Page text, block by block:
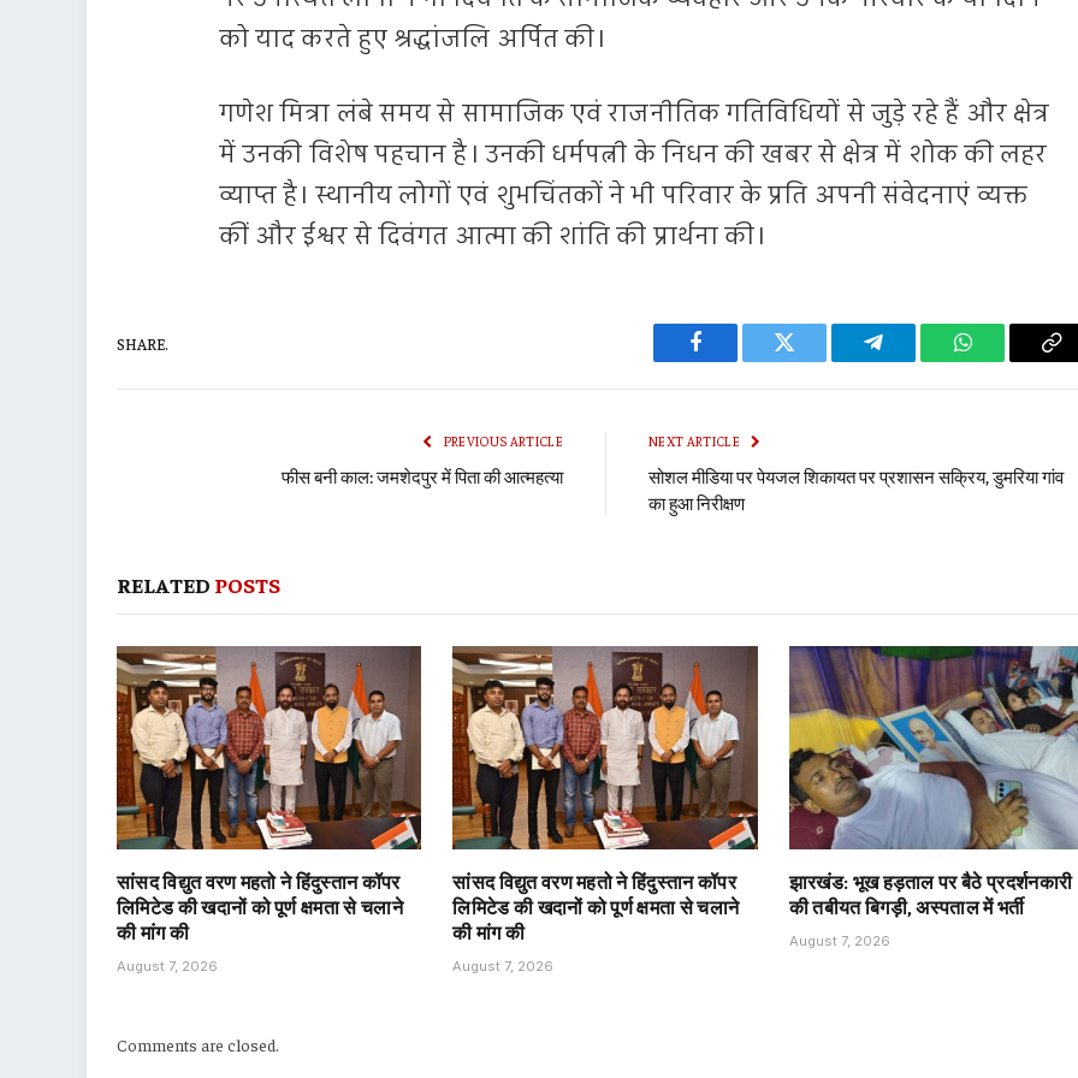
को याद करते हुए श्रद्धांजलि अर्पित की।
गणेश मित्रा लंबे समय से सामाजिक एवं राजनीतिक गतिविधियों से जुड़े रहे हैं और क्षेत्र
में उनकी विशेष पहचान है। उनकी धर्मपत्नी के निधन की खबर से क्षेत्र में शोक की लहर
व्याप्त है। स्थानीय लोगों एवं शुभचिंतकों ने भी परिवार के प्रति अपनी संवेदनाएं व्यक्त
कीं और ईश्वर से दिवंगत आत्मा की शांति की प्रार्थना की।
SHARE.
Facebook Twitter Telegram WhatsApp
PREVIOUS ARTICLE
फीस बनी काल: जमशेदपुर में पिता की आत्महत्या
NEXT ARTICLE
सोशल मीडिया पर पेयजल शिकायत पर प्रशासन सक्रिय, डुमरिया गांव
का हुआ निरीक्षण
RELATED POSTS
सांसद विद्युत वरण महतो ने हिंदुस्तान कॉपर
लिमिटेड की खदानों को पूर्ण क्षमता से चलाने
की मांग की
August 7, 2026
सांसद विद्युत वरण महतो ने हिंदुस्तान कॉपर
लिमिटेड की खदानों को पूर्ण क्षमता से चलाने
की मांग की
August 7, 2026
झारखंड: भूख हड़ताल पर बैठे प्रदर्शनकारी
की तबीयत बिगड़ी, अस्पताल में भर्ती
August 7, 2026
Comments are closed.